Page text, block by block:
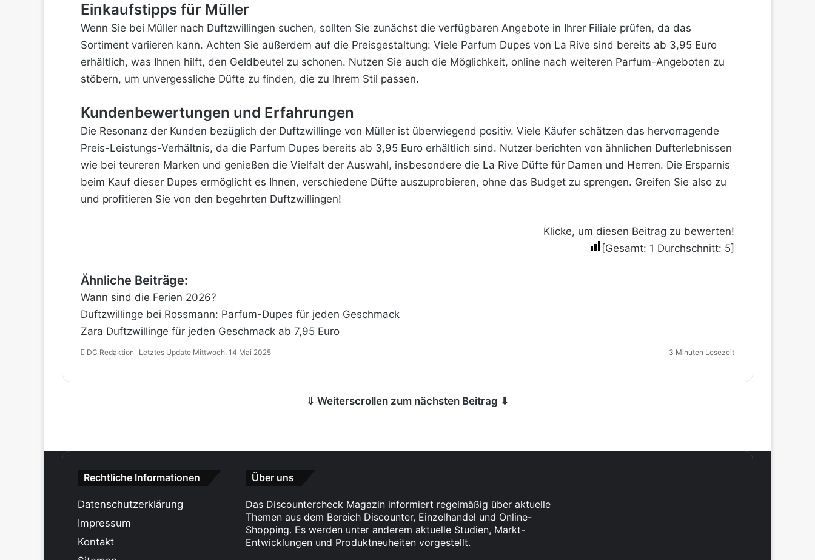
Einkaufstipps für Müller
Wenn Sie bei Müller nach Duftzwillingen suchen, sollten Sie zunächst die verfügbaren Angebote in Ihrer Filiale prüfen, da das
Sortiment variieren kann. Achten Sie außerdem auf die Preisgestaltung: Viele Parfum Dupes von La Rive sind bereits ab 3,95 Euro
erhältlich, was Ihnen hilft, den Geldbeutel zu schonen. Nutzen Sie auch die Möglichkeit, online nach weiteren Parfum-Angeboten zu
stöbern, um unvergessliche Düfte zu finden, die zu Ihrem Stil passen.
Kundenbewertungen und Erfahrungen
Die Resonanz der Kunden bezüglich der Duftzwillinge von Müller ist überwiegend positiv. Viele Käufer schätzen das hervorragende
Preis-Leistungs-Verhältnis, da die Parfum Dupes bereits ab 3,95 Euro erhältlich sind. Nutzer berichten von ähnlichen Dufterlebnissen
wie bei teureren Marken und genießen die Vielfalt der Auswahl, insbesondere die La Rive Düfte für Damen und Herren. Die Ersparnis
beim Kauf dieser Dupes ermöglicht es Ihnen, verschiedene Düfte auszuprobieren, ohne das Budget zu sprengen. Greifen Sie also zu
und profitieren Sie von den begehrten Duftzwillingen!
Klicke, um diesen Beitrag zu bewerten!
[Gesamt: 1 Durchschnitt: 5]
Ähnliche Beiträge:
Wann sind die Ferien 2026?
Duftzwillinge bei Rossmann: Parfum-Dupes für jeden Geschmack
Zara Duftzwillinge für jeden Geschmack ab 7,95 Euro
DC Redaktion Letztes Update Mittwoch, 14 Mai 2025 3 Minuten Lesezeit
⇓ Weiterscrollen zum nächsten Beitrag ⇓
Rechtliche Informationen
Datenschutzerklärung
Impressum
Kontakt
Über uns
Das Discountercheck Magazin informiert regelmäßig über aktuelle
Themen aus dem Bereich Discounter, Einzelhandel und Online-
Shopping. Es werden unter anderem aktuelle Studien, Markt-
Entwicklungen und Produktneuheiten vorgestellt.